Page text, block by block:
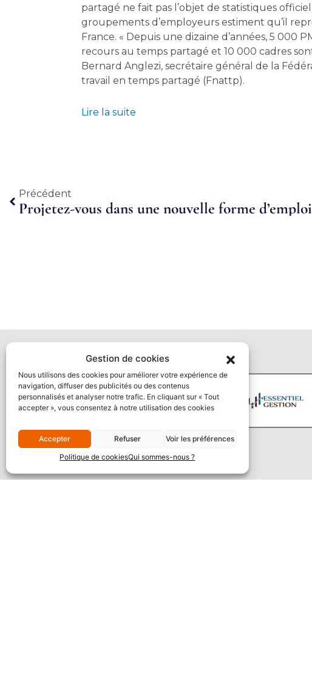
Gestion de cookies
Nous utilisons des cookies pour améliorer votre expérience de
navigation, diffuser des publicités ou des contenus
personnalisés et analyser notre trafic. En cliquant sur « Tout
accepter », vous consentez à notre utilisation des cookies
Accepter Refuser
Voir les préférences
Politique de cookiesQui sommes-nous ?
partagé ne fait pas l’objet de statistiques
groupements d’employeurs estiment qu’il
France. « Depuis une dizaine d’années, 5 000
recours au temps partagé et 10 000 cadres
Bernard Anglezi, secrétaire général de la
travail en temps partagé (Fnattp).
Lire la suite
Précédent
Précédent
Projetez-vous dans une nouvelle forme